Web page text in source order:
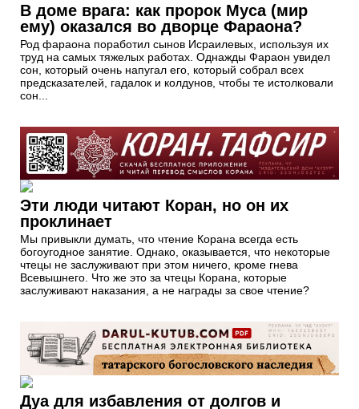
В доме врага: как пророк Муса (мир
ему) оказался во дворце Фараона?
Род фараона поработил сынов Исраилевых, используя их
труд на самых тяжелых работах. Однажды Фараон увидел
сон, который очень напугал его, который собрал всех
предсказателей, гадалок и колдунов, чтобы те истолковали
сон...
Эти люди читают Коран, но он их
проклинает
Мы привыкли думать, что чтение Корана всегда есть
богоугодное занятие. Однако, оказывается, что некоторые
чтецы не заслуживают при этом ничего, кроме гнева
Всевышнего. Что же это за чтецы Корана, которые
заслуживают наказания, а не награды за свое чтение?
Дуа для избавления от долгов и